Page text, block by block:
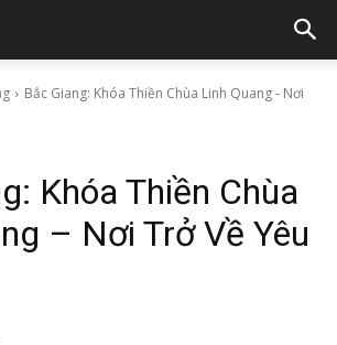
Bắc Giang: Khóa Thiền Chùa Linh Quang - Nơi
Khóa Thiền Chùa
– Nơi Trở Về Yêu